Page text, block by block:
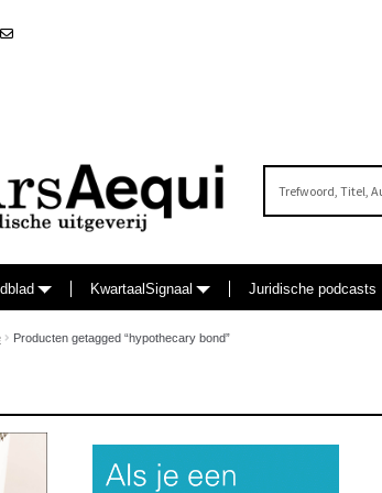
feed
KwartaalSignaal Juridische podcasts
Producten getagged “hypothecary bond”